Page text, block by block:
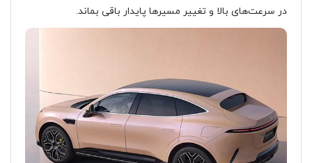
در سرعت‌های بالا و تغییر مسیرها پایدار باقی بماند.